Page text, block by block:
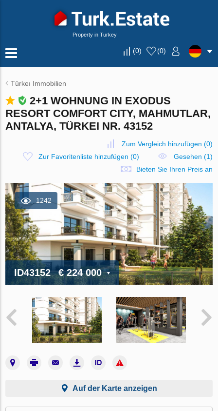
Property in Turkey
(0) (0)
Türkeı Immobilien
2+1 WOHNUNG IN EXODUS
RESORT COMFORT CITY, MAHMUTLAR,
ANTALYA, TÜRKEI NR. 43152
Zum Vergleich hinzufügen (0)
Zur Favoritenliste hinzufügen (0)
Gesehen (1)
Bieten Sie Ihren Preis an
1242
ID43152 € 224 000
Auf der Karte anzeigen